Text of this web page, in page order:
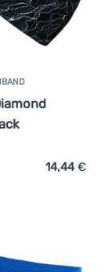
Explosion
14,44€